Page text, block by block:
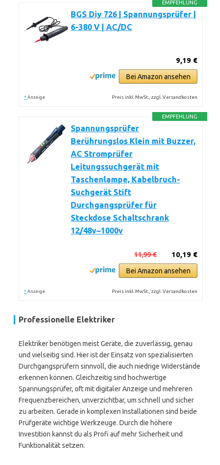
EMPFEHLUNG
BGS Diy 726 | Spannungsprüfer |
6-380 V | AC/DC
9,19 €
Bei Amazon ansehen
* Anzeige Preis inkl. MwSt., zzgl. Versandkosten
EMPFEHLUNG
Spannungsprüfer
Berührungslos Klein mit Buzzer,
AC Stromprüfer
Leitungssuchgerät mit
Taschenlampe, Kabelbruch-
Suchgerät Stift
Durchgangsprüfer für
Steckdose Schaltschrank
12/48v~1000v
10,19 €
11,99 €
Bei Amazon ansehen
* Anzeige Preis inkl. MwSt., zzgl. Versandkosten
Professionelle Elektriker
Elektriker benötigen meist Geräte, die zuverlässig, genau
und vielseitig sind. Hier ist der Einsatz von spezialisierten
Durchgangsprüfern sinnvoll, die auch niedrige Widerstände
erkennen können. Gleichzeitig sind hochwertige
Spannungsprüfer, oft mit digitaler Anzeige und mehreren
Frequenzbereichen, unverzichtbar, um schnell und sicher
zu arbeiten. Gerade in komplexen Installationen sind beide
Prüfgeräte wichtige Werkzeuge. Durch die höhere
Investition kannst du als Profi auf mehr Sicherheit und
Funktionalität setzen.